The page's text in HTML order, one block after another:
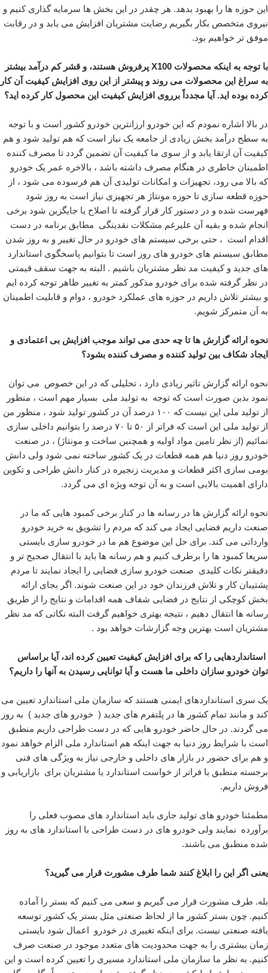
این حوزه ها را بهبود بدهد. هر چقدر در این بخش ها سرمایه گذاری کنیم و
نیروی متخصص بکار بگیریم رضایت مشتریان افزایش می یابد و در رقابت
موفق تر خواهیم بود.
با توجه به اینکه محصولات X100 پرفروش هستند، و قشر کم درآمد بیشتر
به سراغ این محصولات می روند و پیشتر از این روی افزایش کیفیت آن کار
کرده بوده اید. آیا مجدداً برروی افزایش کیفیت این محصول کار کرده اید؟
در بالا اشاره نمودم که این خودرو ارزانترین خودرو کشور است و با توجه
به سطح درآمد بخش زیادی از جامعه یک نیاز است که هم تولید شود و هم
کیفیت آن ارتقا یابد و از سوی ما کیفیت آن تضمین گردد تا مصرف کننده
اطمینان خاطری در هنگام مصرف داشته باشد ، بالاخره عمر یک خودرو
که بالا می رود، تجهیزات و امکانات تولیدی آن هم فرسوده می شود ، از
حوزه قطعه سازی تا حوزه مونتاژ هر تجهیزی نیاز است به روز شود
فهرست شده و در دستور کار قرار گرفته تا اصلاح یا جایگزین شود برخی
انجام شده و بقیه آن علیرغم مشکلات نقدینگی مطابق برنامه در دست
اقدام است ، حتی برخی سیستم های خودرو در حال تغییر و به روز شدن
مطابق سیستم های خودرو های روز است تا بتوانیم پاسخگوی استاندارد
های جدید و کیفیت مد نظر مشتریان باشیم . البته به جهت سقف قیمتی
در نظر گرفته شده برای خودرو مذکور کمتر به تغییر ظاهر توجه کرده ایم
و بیشتر تلاش داریم در حوزه های عملکرد خودرو ، دوام و قابلیت اطمینان
به آن متمرکز شویم.
نحوه ارائه گزارش ها تا چه حدی می تواند موجب افزایش بی اعتمادی و
ایجاد شکاف بین تولید کننده و مصرف کننده بشود؟
نحوه ارائه گزارش تاثیر زیادی دارد ، تحلیلی که در این خصوص می توان
نمود بدین صورت است که توجه به تولید ملی بسیار مهم است ، منظور
از تولید ملی این نیست که ۱۰۰ درصد آن در کشور تولید شود ، منظور من
از تولید ملی این است که فراتر از ۵۰ تا ۷۰ درصد را بتوانیم داخلی سازی
نمائیم (از نظر تامین مواد اولیه و همچنین ساخت و مونتاژ) ، در صنعت
خودرو روز دنیا هم همه قطعات در یک کشور ساخته نمی شود ولی دانش
بومی سازی اکثر قطعات و مدیریت زنجیره در کنار دانش طراحی و تکوین
دارای اهمیت بالایی است و به آن توجه ویژه ای می گردد.
نحوه ارائه گزارش ها در رسانه ها در کنار برخی کمبود هایی که ما در
صنعت داریم فضایی ایجاد می کند که مردم را تشویق به خرید خودرو
وارداتی می کند. برای حل این موضوع هم ما در خودرو سازی بایستی
سریعا کمبود ها را برطرف کنیم و هم رسانه ها باید با انتقال صحیح تر و
دقیقتر نکات کلیدی صنعت خودرو سازی فضایی را ایجاد نمایند تا مردم
پشتیبان کار و تلاش فرزندان خود در این صنعت شوند. اگر بجای ارائه
بخش کوچکی از نتایج در فضایی شفاف همه اقدامات و نتایج را از طریق
رسانه ها انتقال دهیم ، نتیجه بهتری خواهیم گرفت البته نکاتی که مد نظر
مشتریان است بهترین وجه گزارشات خواهد بود .
استانداردهایی را که برای افزایش کیفیت تعیین کرده اند، آیا براساس
توان خودرو سازان داخلی ما هست و آیا توانایی رسیدن به آنها را داریم؟
یک سری استانداردهای ایمنی هستند که سازمان ملی استاندارد تعیین می
کند و مانند تمام کشور ها در پلتفرم های جدید ( خودرو های جدید ) به روز
می گردند. در حال حاضر خودرو هایی که در دست طراحی داریم منطبق
است با شرایط روز دنیا به جهت اینکه هم استاندارد ملی الزام خواهد نمود
و هم برای حضور در بازار های داخلی و خارجی نیاز به ویژگی های فنی
برجسته منطبق یا فراتر از خواست استاندارد یا مشتریان برای بازاریابی و
فروش داریم.
مطمئنا خودرو های تولید جاری باید استاندارد های مصوب فعلی را
برآورده نمایند ولی خودرو های در دست طراحی با استاندارد های به روز
شده منطبق می باشند.
یعنی اگر این را ابلاغ کنند شما طرف مشورت قرار می گیرید؟
بله. طرف مشورت قرار می گیریم و سعی می کنیم که بستر را آماده
کنیم. چون بستر کشور ما از لحاظ صنعتی مثل بستر یک کشور توسعه
یافته صنعتی نیست. برای اینکه تغییری در خودرو اعمال شود بایستی
زمان بیشتری را به جهت محدودیت های متعدد موجود در صنعت صرف
کنیم. به نظر ما سازمان ملی استاندارد مسیری را تعیین کرده است و این